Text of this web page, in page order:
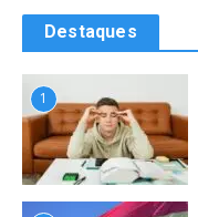
Destaques
1